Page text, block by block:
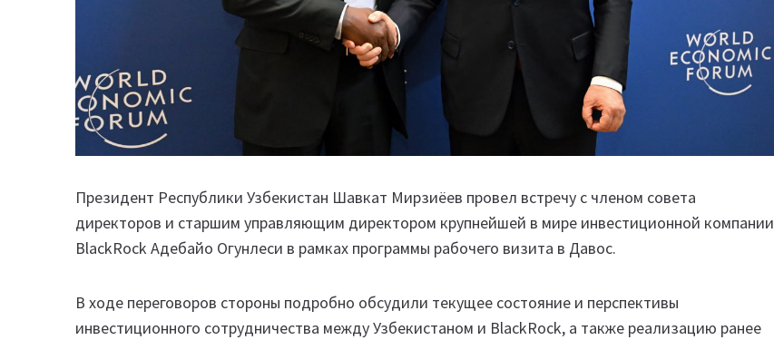
Президент Республики Узбекистан Шавкат Мирзиёев провел встречу с членом совета
директоров и старшим управляющим директором крупнейшей в мире инвестиционной компании
BlackRock Адебайо Огунлеси в рамках программы рабочего визита в Давос.
В ходе переговоров стороны подробно обсудили текущее состояние и перспективы
инвестиционного сотрудничества между Узбекистаном и BlackRock, а также реализацию ранее